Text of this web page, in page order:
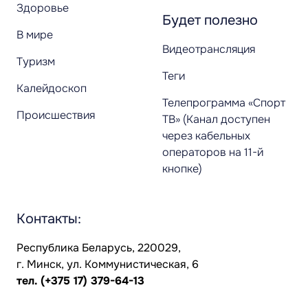
Здоровье
В мире
Туризм
Калейдоскоп
Происшествия
Будет полезно
Видеотрансляция
Теги
Телепрограмма «Спорт
ТВ» (Канал доступен
через кабельных
операторов на 11-й
кнопке)
Контакты:
Республика Беларусь, 220029,
г. Минск, ул. Коммунистическая, 6
тел. (+375 17) 379-64-13